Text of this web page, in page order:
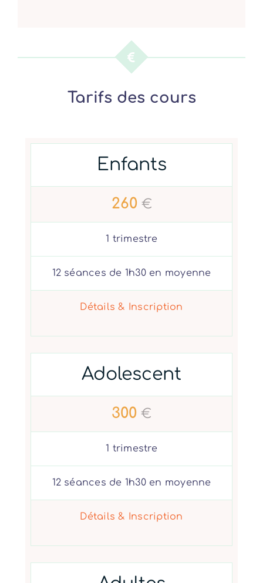
Tarifs des cours
Enfants
260 €
1 trimestre
12 séances de 1h30 en moyenne
Détails & Inscription
Adolescent
300 €
1 trimestre
12 séances de 1h30 en moyenne
Détails & Inscription